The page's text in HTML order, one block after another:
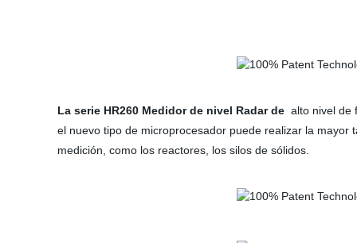
La serie HR260 Medidor de nivel Radar de alto nivel de
el nuevo tipo de microprocesador puede realizar la
medición, como los reactores, los silos de sólidos.